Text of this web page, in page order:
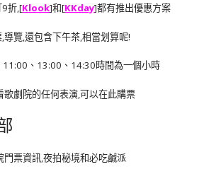
9折,[Klook]和[KKday]都有推出優惠方案
覽,還包含下午茶,相當划算呢!
11:00、13:00、14:30時間為一個小時
劇院的任何表演,可以在此購票